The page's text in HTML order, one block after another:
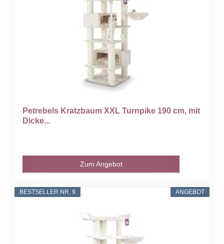
Petrebels Kratzbaum XXL Turnpike 190 cm, mit
Dicke...
Zum Angebot
ANGEBOT
BESTSELLER NR. 9